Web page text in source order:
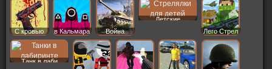
С кровью в Кальмара Война
Детские
Лего Стрел
Танк в лаби